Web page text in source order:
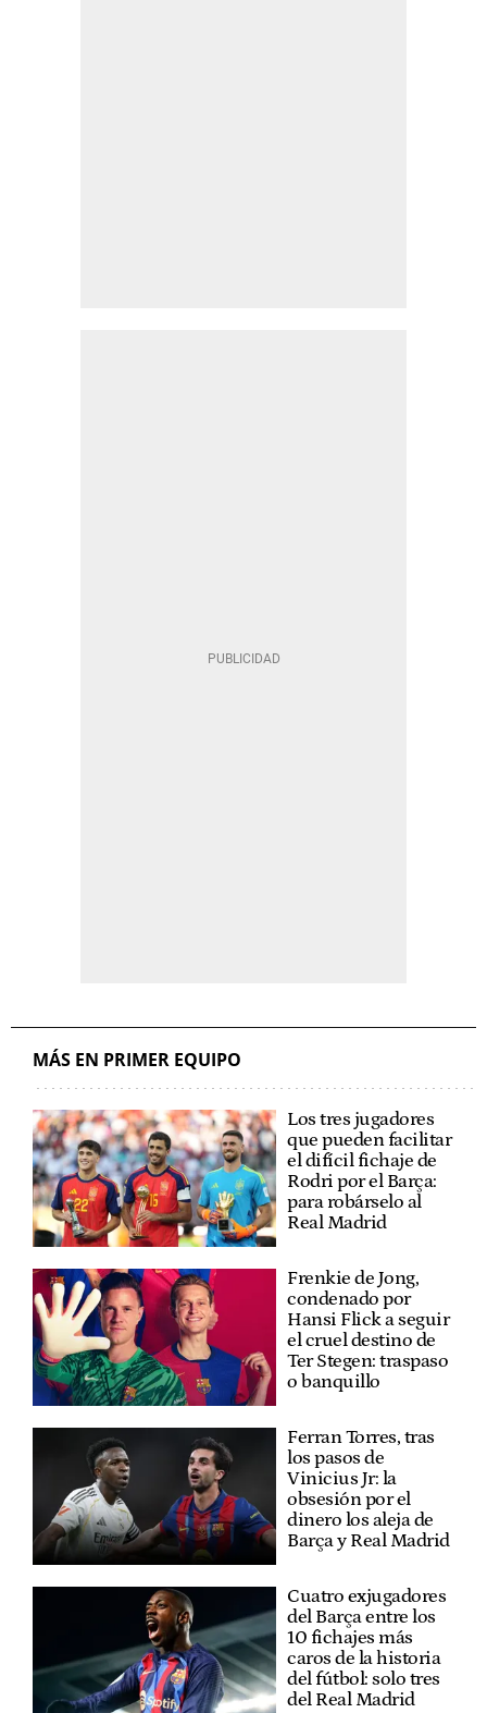
MÁS EN PRIMER EQUIPO
Los tres jugadores
que pueden facilitar
el difícil fichaje de
Rodri por el Barça:
para robárselo al
Real Madrid
Frenkie de Jong,
condenado por
Hansi Flick a seguir
el cruel destino de
Ter Stegen: traspaso
o banquillo
Ferran Torres, tras
los pasos de
Vinicius Jr: la
obsesión por el
dinero los aleja de
Barça y Real Madrid
Cuatro exjugadores
del Barça entre los
10 fichajes más
caros de la historia
del fútbol: solo tres
del Real Madrid